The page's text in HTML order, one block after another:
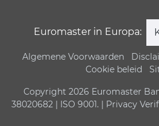
Euromaster in Europa:
Algemene Voorwaarden
Cookie beleid
Copyright 2026 Euromaster
38020682 | ISO 9001. | Privacy